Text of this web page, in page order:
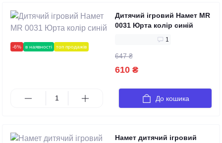
-6% в наявності топ продажів
Дитячий ігровий Намет MR
0031 Юрта колір синій
1
647 ₴
610 ₴
До кошика
Намет дитячий ігровий